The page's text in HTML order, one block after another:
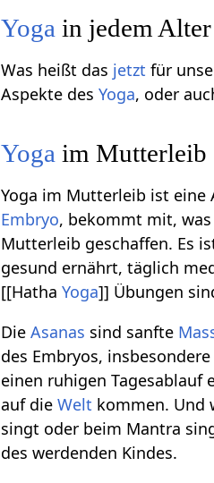
Yoga in jedem Alter
Was heißt das jetzt für
Aspekte desYoga, oder
Yoga im Mutterleib
Yoga im Mutterleib ist eine
Embryo, bekommt mit, was
Mutterleib geschaffen. Es
gesund ernährt, täglich
[[HathaYoga]] Übungen
DieAsanas sind sanfte
des Embryos, insbesondere
einen ruhigen Tagesablauf
auf dieWelt kommen. Und
singt oder beim Mantra
des werdenden Kindes.